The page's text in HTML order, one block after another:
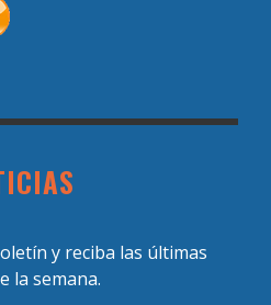
y reciba las últimas
la semana.